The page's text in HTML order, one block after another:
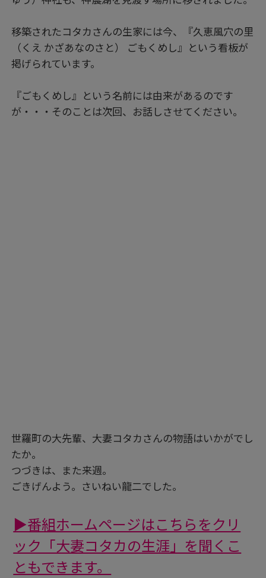
移築されたコタカさんの生家には今、『久恵風穴の里
（くえ かざあなのさと） ごもくめし』という看板が
掲げられています。
『ごもくめし』という名前には由来があるのです
が・・・そのことは次回、お話しさせてください。
世羅町の大先輩、大妻コタカさんの物語はいかがでし
たか。
つづきは、また来週。
ごきげんよう。さいねい龍二でした。
▶番組ホームページはこちらをクリ
ック「大妻コタカの生涯」を聞くこ
ともできます。